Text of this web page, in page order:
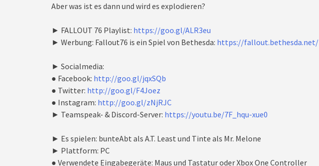
Aber was ist es dann und wird es explodieren?
► FALLOUT 76 Playlist: https://goo.gl/ALR3eu
► Werbung: Fallout76 is ein Spiel von Bethesda: https://fallout.bethesda.net/
► Socialmedia:
● Facebook: http://goo.gl/jqxSQb
● Twitter: http://goo.gl/F4Joez
● Instagram: http://goo.gl/zNjRJC
► Teamspeak- & Discord-Server: https://youtu.be/7F_hqu-xue0
► Es spielen: bunteAbt als A.T. Least und Tinte als Mr. Melone
► Plattform: PC
● Verwendete Eingabegeräte: Maus und Tastatur oder Xbox One Controller